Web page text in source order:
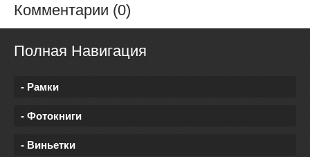
Комментарии (0)
Полная Навигация
- Рамки
- Фотокниги
- Виньетки